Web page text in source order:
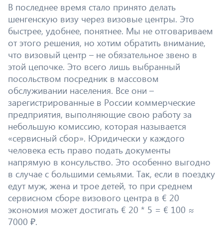
В последнее время стало принято делать
шенгенскую визу через визовые центры. Это
быстрее, удобнее, понятнее. Мы не отговариваем
от этого решения, но хотим обратить внимание,
что визовый центр – не обязательное звено в
этой цепочке. Это всего лишь выбранный
посольством посредник в массовом
обслуживании населения. Все они –
зарегистрированные в России коммерческие
предприятия, выполняющие свою работу за
небольшую комиссию, которая называется
«сервисный сбор». Юридически у каждого
человека есть право подать документы
напрямую в консульство. Это особенно выгодно
в случае с большими семьями. Так, если в поездку
едут муж, жена и трое детей, то при среднем
сервисном сборе визового центра в € 20
экономия может достигать € 20 * 5 = € 100 ≈
7000 ₽.